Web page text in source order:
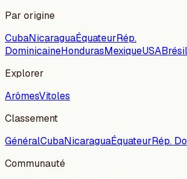
Par origine
CubaNicaraguaÉquateurRép.
DominicaineHondurasMexiqueUSABrésil
Explorer
ArômesVitoles
Classement
GénéralCubaNicaraguaÉquateurRép.
Communauté